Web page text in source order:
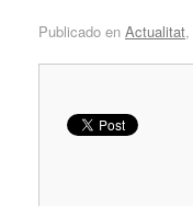
Publicado en Actualitat,